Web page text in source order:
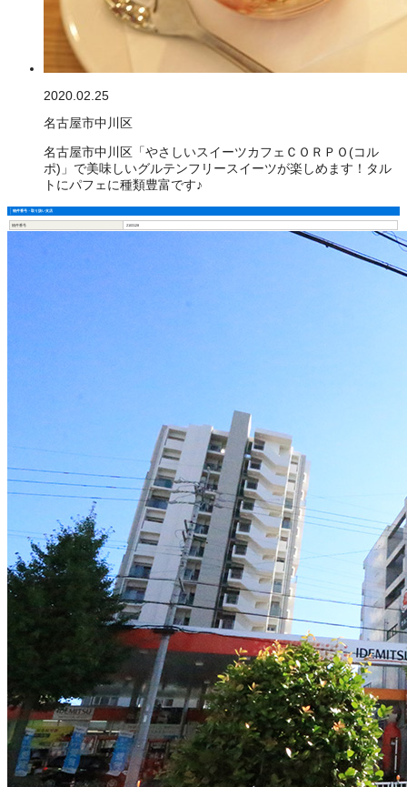
2020.02.25
名古屋市中川区
名古屋市中川区「やさしいスイーツカフェＣＯＲＰＯ(コル
ポ)」で美味しいグルテンフリースイーツが楽しめます！タル
トにパフェに種類豊富です♪
物件番号・取り扱い支店
物件番号 2103128